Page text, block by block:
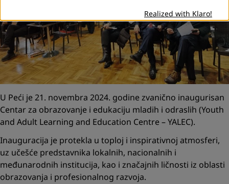
U Peći je 21. novembra 2024. godine zvanično inaugurisan
Centar za obrazovanje i edukaciju mladih i odraslih (Youth
and Adult Learning and Education Centre – YALEC).
Inauguracija je protekla u toploj i inspirativnoj atmosferi,
uz učešće predstavnika lokalnih, nacionalnih i
međunarodnih institucija, kao i značajnih ličnosti iz oblasti
obrazovanja i profesionalnog razvoja.
Realized with Klaro!